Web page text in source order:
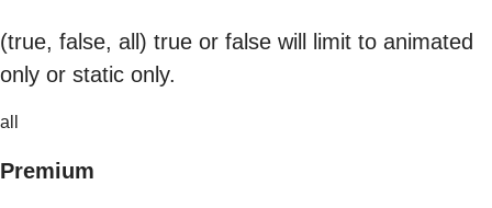
(true, false, all) true or false will limit to animated
only or static only.
all
Premium